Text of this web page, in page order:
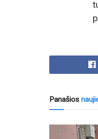
Panašios